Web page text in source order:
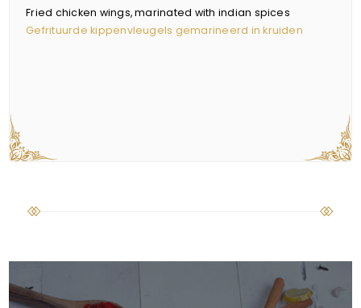
Fried chicken wings, marinated with indian spices
Gefrituurde kippenvleugels gemarineerd in kruiden